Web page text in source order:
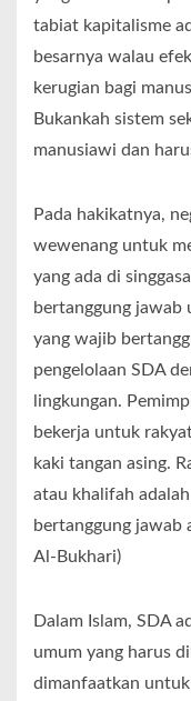
tabiat kapitalisme
besarnya walau
kerugian bagi
Bukankah sistem
manusiawi dan
Pada hakikatnya,
wewenang untuk
yang ada di
bertanggung jawab
yang wajib
pengelolaan SDA
lingkungan.
bekerja untuk
kaki tangan asing.
atau khalifah
bertanggung jawab
Al-Bukhari)
Dalam Islam, SDA
umum yang harus
dimanfaatkan